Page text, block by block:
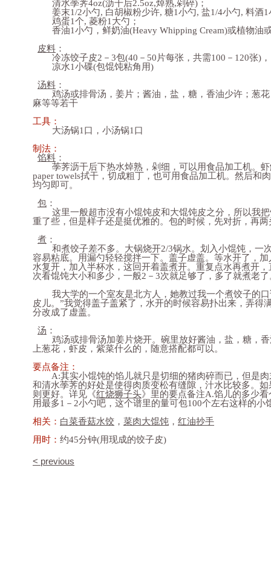
清水荸荠4oz(沥干后2.5oz,焯熟,剁碎)；
姜末1/2小勺, 白胡椒粉少许, 糖1小勺, 盐1/4小勺, 料酒
鸡蛋1个, 菱粉1大勺；
香油1小勺，鲜奶油(Heavy Whipping Cream)或植物油
皮料 ：
冷冻饺子皮2－3包(40－50片每张，共需100－120张)，
凉水1小碟(包馄饨粘角用)
汤料 ：
鸡汤或排骨汤，姜片；酱油，盐，糖，香油少许；葱花
麻等等若干
工具：
大汤锅1口，小汤锅1口
制法：
馅料 ：
荸荠沥干后下热水焯熟，剁细，可以用食品加工机。虾
paper towels拭干，切成粗丁，也可用食品加工机。然后和
均匀即可。
包 ：
这里一般超市没有小馄饨皮和大馄饨皮之分，所以我把
重了些，但是样子还是挺优雅的。包的时候，先对折，再
煮 ：
和煮饺子差不多。大锅烧开2/3锅水。划入小馄饨，一
容易粘底。用漏勺轻轻搅拌一下。盖子虚盖。等水开了，
水复开，加入半杯水，这回开着盖煮开。重复点水再煮开
次看馄饨大小和多少，一般2－3次就足够了，多了就煮老了
我大学的一个室友是北方人，她教过我一个煮饺子的口
皮儿。”我觉得盖子盖紧了，水开的时候容易扑出来，弄得
分改成了虚盖。
汤 ：
鸡汤或排骨汤加姜片烧开。碗里放好酱油，盐，糖，香
上葱花，虾皮，紫菜什么的，随意搭配都可以。
要点备注：
A:其实小馄饨的馅儿就只是切细的猪肉碎而已，但是肉
和清水荸荠的好处是使得肉质变松有缝隙，汁水比较多。
则更好。详见《红烧狮子头》里的要点备注A.馅儿的多少
用最多1－2小勺吧，这个谱里的量可包100个左右这样的小
相关： 白菜香菇水饺 ， 菜肉大馄饨 ， 红油抄手
用时： 约45分钟(用现成的饺子皮)
< previous